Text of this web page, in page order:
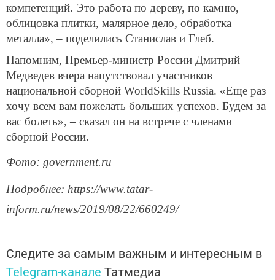
компетенций. Это работа по дереву, по камню,
облицовка плитки, малярное дело, обработка
металла», – поделились Станислав и Глеб.
Напомним, Премьер-министр России Дмитрий
Медведев вчера напутствовал участников
национальной сборной WorldSkills Russia. «Еще раз
хочу всем вам пожелать больших успехов. Будем за
вас болеть», – сказал он на встрече с членами
сборной России.
Фото: government.ru
Подробнее: https://www.tatar-
inform.ru/news/2019/08/22/660249/
Следите за самым важным и интересным в
Telegram-канале Татмедиа